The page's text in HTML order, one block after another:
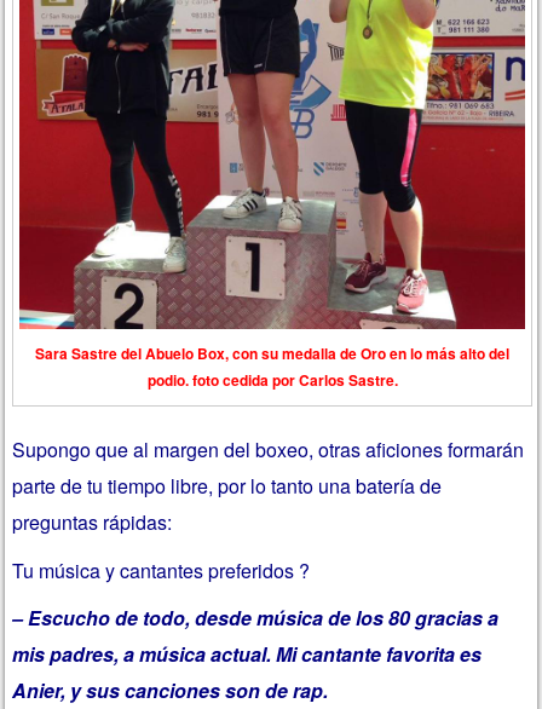
Sara Sastre del Abuelo Box, con su medalla de Oro en lo más alto del
podio. foto cedida por Carlos Sastre.
Supongo que al margen del boxeo, otras aficiones formarán
parte de tu tiempo libre, por lo tanto una batería de
preguntas rápidas:
Tu música y cantantes preferidos ?
– Escucho de todo, desde música de los 80 gracias a
mis padres, a música actual. Mi cantante favorita es
Anier, y sus canciones son de rap.